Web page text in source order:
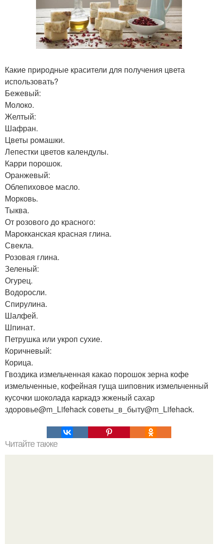
Какие природные красители для получения цвета
использовать?
Бежевый:
Молоко.
Желтый:
Шафран.
Цветы ромашки.
Лепестки цветов календулы.
Карри порошок.
Оранжевый:
Облепиховое масло.
Морковь.
Тыква.
От розового до красного:
Марокканская красная глина.
Свекла.
Розовая глина.
Зеленый:
Огурец.
Водоросли.
Спирулина.
Шалфей.
Шпинат.
Петрушка или укроп сухие.
Коричневый:
Корица.
Гвоздика измельченная какао порошок зерна кофе
измельченные, кофейная гуща шиповник измельченный
кусочки шоколада каркадэ жженый сахар
здоровье@m_Lifehack советы_в_быту@m_Lifehack.
Читайте также